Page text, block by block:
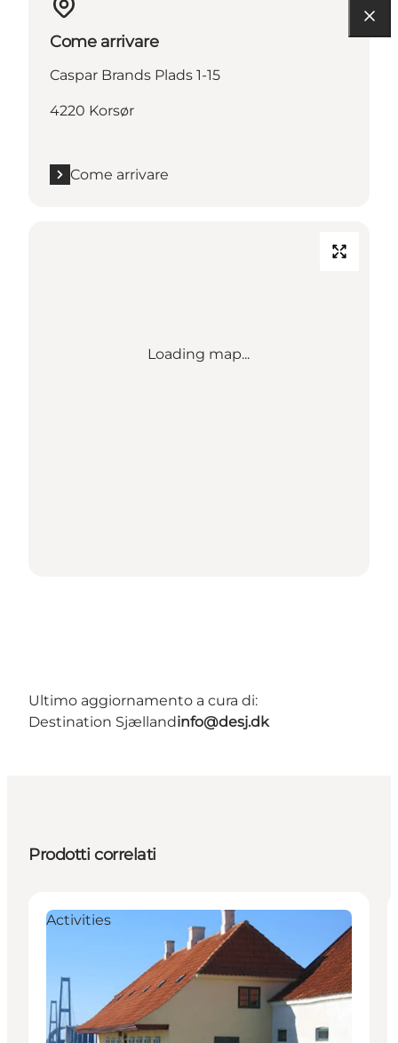
Come arrivare
Caspar Brands Plads 1-15
4220 Korsør
Come arrivare
Loading map...
Ultimo aggiornamento a cura di:
Destination Sjællandinfo@desj.dk
Prodotti correlati
Activities